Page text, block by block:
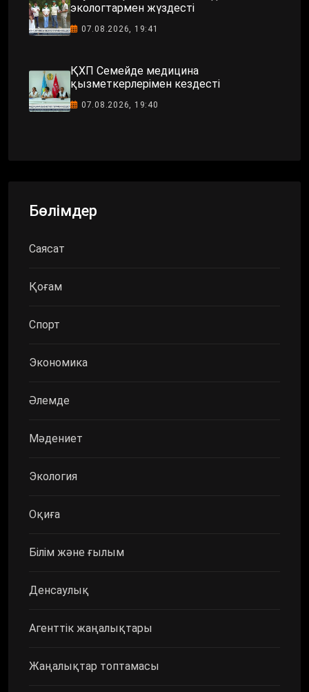
экологтармен жүздесті
07.08.2026, 19:41
ҚХП Семейде медицина
қызметкерлерімен кездесті
07.08.2026, 19:40
Бөлімдер
Саясат
Қоғам
Спорт
Экономика
Әлемде
Мәдениет
Экология
Оқиға
Білім және ғылым
Денсаулық
Агенттік жаңалықтары
Жаңалықтар топтамасы